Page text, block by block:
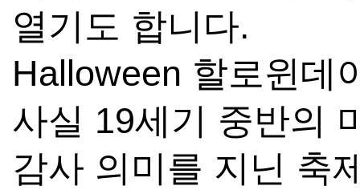
열기도 합니다.
Halloween 할로윈데
사실 19세기 중반의
감사 의미를 지닌 축